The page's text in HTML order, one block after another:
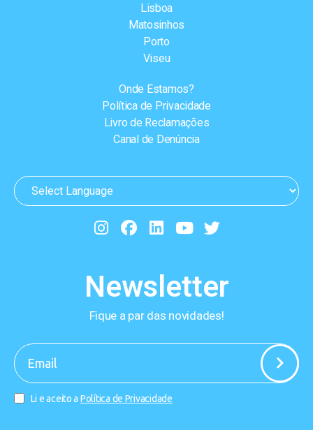
Lisboa
Matosinhos
Porto
Viseu
Onde Estamos?
Política de Privacidade
Livro de Reclamações
Canal de Denúncia
Newsletter
Fique a par das novidades!
Li e aceito a Política de Privacidade
-